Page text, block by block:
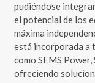
pudiéndose
el potencial de los
máxima
está incorporada a
como SEMS Power,
ofreciendo